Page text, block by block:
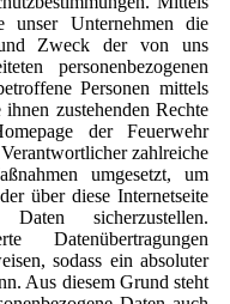
unser Unternehmen die
Zweck der von uns
personenbezogenen
Personen mittels
zustehenden Rechte
der Feuerwehr
zahlreiche
umgesetzt, um
über diese Internetseite
Daten sicherzustellen.
Datenübertragungen
sodass ein absoluter
Aus diesem Grund steht